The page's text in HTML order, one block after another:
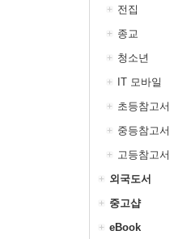
전집
종교
청소년
IT 모바일
초등참고서
중등참고서
고등참고서
외국도서
중고샵
eBook